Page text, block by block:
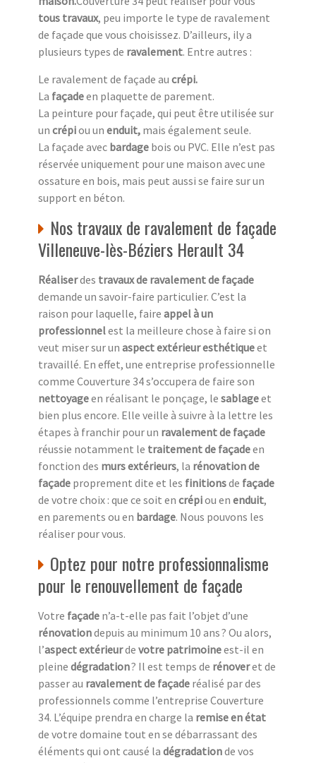
tous travaux, peu importe le type de ravalement
de façade que vous choisissez. D’ailleurs, ily a
plusieurs types de ravalement. Entre autres :
Le ravalement de façade au crépi.
La façadeen plaquette de parement.
La peinture pour façade, qui peut être utilisée sur
un crépiou un enduit, mais également seule.
La façade avec bardage bois ou PVC. Elle n’est pas
réservée uniquement pour une maison avec une
ossature en bois, mais peut aussi se faire sur un
support en béton.
Nos travaux de ravalement de façade
Villeneuve-lès-Béziers Herault 34
Réaliserdes travaux de ravalement de façade
demande un savoir-faire particulier. C’est la
raison pour laquelle, faire appel à un
professionnelest la meilleure chose à faire si on
veut miser sur un aspect extérieur esthétiqueet
travaillé. En effet, une entreprise professionnelle
comme Couverture 34 s’occupera de faire son
nettoyageen réalisant le ponçage, le sablageet
bien plus encore. Elle veille à suivre à la lettre les
étapes à franchir pour un ravalement de façade
réussie notamment le traitement de façadeen
fonction des murs extérieurs, la rénovation de
façade proprement dite et les finitionsde façade
de votre choix : que ce soit en crépiou en enduit,
en parements ou en bardage. Nous pouvons les
réaliser pour vous.
Optez pour notre professionnalisme
pour le renouvellement de façade
Votre façade n’a-t-elle pas fait l’objet d’une
rénovationdepuis au minimum 10 ans ? Ou alors,
l’aspect extérieurde votre patrimoineest-il en
pleine dégradation? Il est temps de rénoveret de
passer au ravalement de façade réalisé par des
professionnels comme l’entreprise Couverture
34. L’équipe prendra en charge la remise en état
de votre domaine tout en se débarrassant des
éléments qui ont causé la dégradationde vos